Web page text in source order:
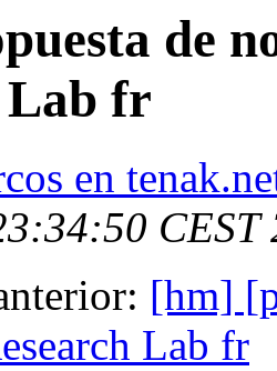
de
Lab fr
en
CEST
[hm]
Lab fr